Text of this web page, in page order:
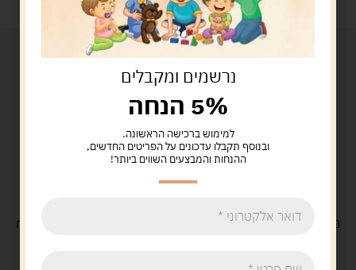
משלוח חינםבקנייה מעל 329 ש"ח
נרשמים ומקבלים
5% הנחה
למימוש ברכישה הראשונה.
ובנוסף תקבלו עדכונים על הפריטים החדשים,
ההנחות והמבצעים השווים ביותר!